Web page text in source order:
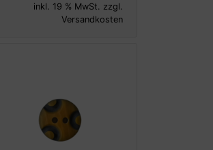
inkl. 19 % MwSt. zzgl.
Versandkosten